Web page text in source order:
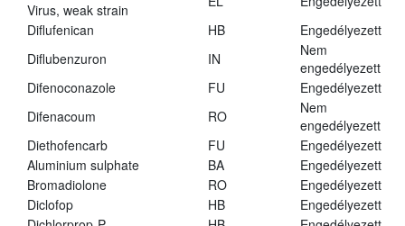
Virus, weak strain
Diflufenican
HB
Engedélyezett
Diflubenzuron
IN
Nem
engedélyezett
Difenoconazole
FU
Engedélyezett
Difenacoum
RO
Nem
engedélyezett
Diethofencarb
FU
Engedélyezett
Aluminium sulphate
BA
Engedélyezett
Bromadiolone
RO
Engedélyezett
Diclofop
HB
Engedélyezett